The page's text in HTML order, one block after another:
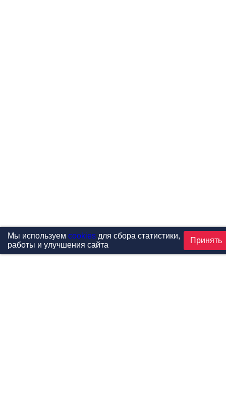
Мы используем cookiesдля сбора статистики,
работы и улучшения сайта
Принять